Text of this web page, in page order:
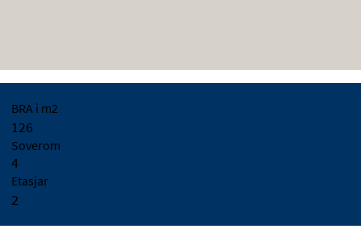
BRA i m2
126
Soverom
4
Etasjar
2